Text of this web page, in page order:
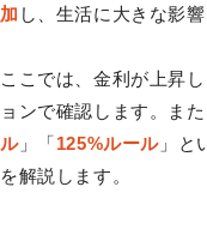
加 し、生活に大きな影
ここでは、金利が上昇
ョンで確認します。ま
ル」「125%ルール 」と
を解説します。